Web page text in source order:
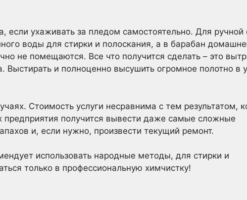
если ухаживать за пледом самостоятельно. Для ручной
воды для стирки и полоскания, а в барабан
не помещаются. Все что получится сделать – это
Выстирать и полноценно высушить огромное полотно в
Стоимость услуги несравнима с тем результатом,
предприятия получится вывести даже самые сложные
и, если нужно, произвести текущий ремонт.
использовать народные методы, для стирки и
только в профессиональную химчистку!